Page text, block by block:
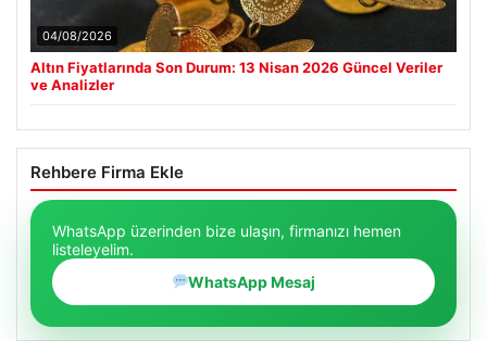
04/08/2026
Altın Fiyatlarında Son Durum: 13 Nisan 2026 Güncel Veriler
ve Analizler
Rehbere Firma Ekle
WhatsApp üzerinden bize ulaşın, firmanızı hemen
listeleyelim.
WhatsApp Mesaj